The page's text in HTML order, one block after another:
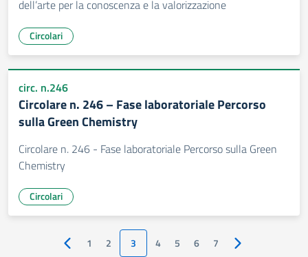
dell’arte per la conoscenza e la valorizzazione
Circolari
circ. n.246
Circolare n. 246 – Fase laboratoriale Percorso
sulla Green Chemistry
Circolare n. 246 - Fase laboratoriale Percorso sulla Green
Chemistry
Circolari
Pagina precedente
1 2 3 4 5 6 7 Pagina